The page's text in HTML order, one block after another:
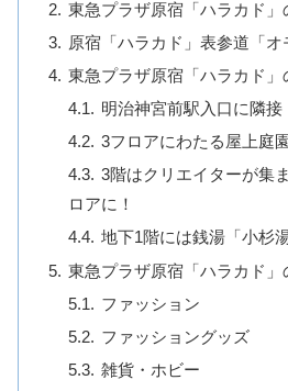
東急プラザ原宿「ハラカド」
原宿「ハラカド」表参道「オ
東急プラザ原宿「ハラカド」
明治神宮前駅入口に隣接
3フロアにわたる屋上庭
3階はクリエイターが集
ロアに！
地下1階には銭湯「小杉
東急プラザ原宿「ハラカド」
ファッション
ファッショングッズ
雑貨・ホビー